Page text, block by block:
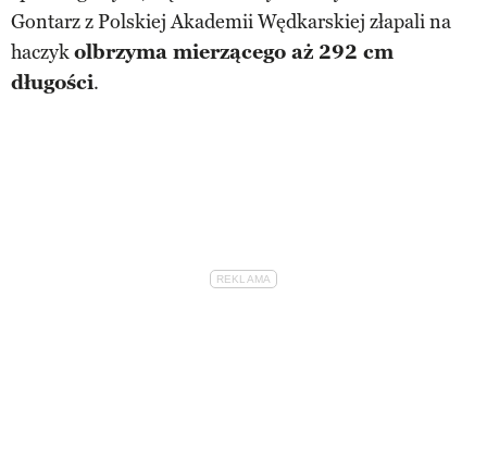
Gontarz z Polskiej Akademii Wędkarskiej złapali na
haczykolbrzyma mierzącego aż 292 cm
długości.